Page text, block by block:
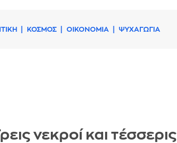
ΚΟΣΜΟΣ ΟΙΚΟΝΟΜΙΑ ΨΥΧΑΓΩΓΙΑ
νεκροί και τέσσερις